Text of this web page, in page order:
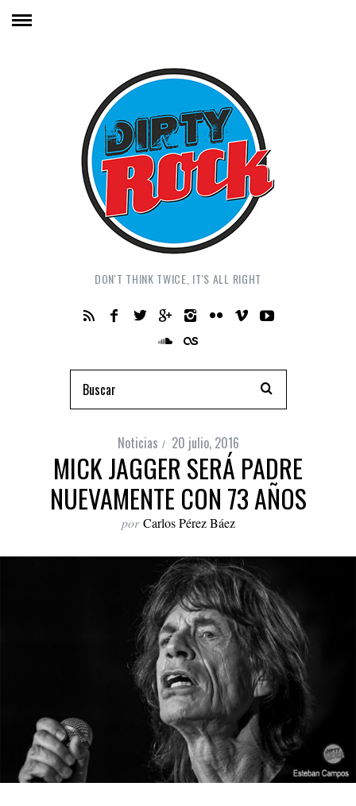
DON'T THINK TWICE, IT'S ALL RIGHT
Noticias 20 julio, 2016
MICK JAGGER SERÁ PADRE
NUEVAMENTE CON 73 AÑOS
por Carlos Pérez Báez